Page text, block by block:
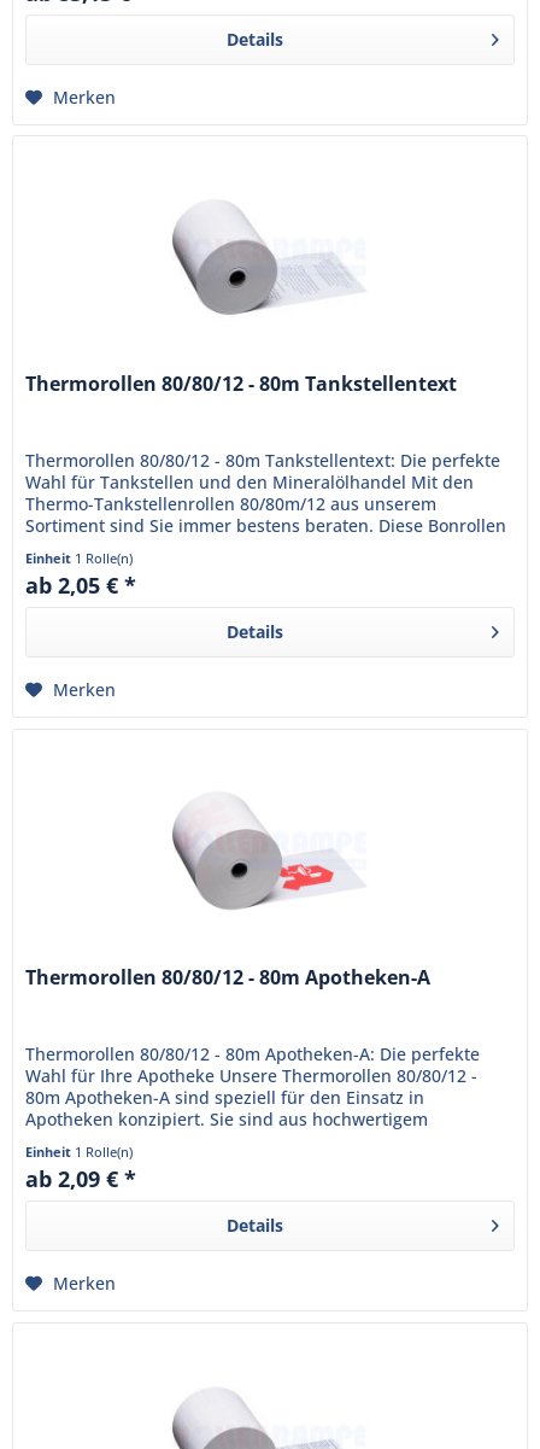
Details
Merken
Thermorollen 80/80/12 - 80m Tankstellentext
Thermorollen 80/80/12 - 80m Tankstellentext: Die perfekte
Wahl für Tankstellen und den Mineralölhandel Mit den
Thermo-Tankstellenrollen 80/80m/12 aus unserem
Sortiment sind Sie immer bestens beraten. Diese Bonrollen
sind bereits mit...
Einheit 1 Rolle(n)
ab 2,05 € *
Details
Merken
Thermorollen 80/80/12 - 80m Apotheken-A
Thermorollen 80/80/12 - 80m Apotheken-A: Die perfekte
Wahl für Ihre Apotheke Unsere Thermorollen 80/80/12 -
80m Apotheken-A sind speziell für den Einsatz in
Apotheken konzipiert. Sie sind aus hochwertigem
Thermopapier gefertigt und...
Einheit 1 Rolle(n)
ab 2,09 € *
Details
Merken